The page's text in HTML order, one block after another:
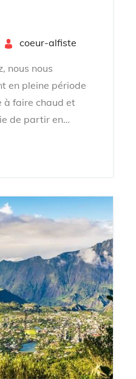
coeur-alfiste
nous nous
en pleine période
à faire chaud et
de partir en…